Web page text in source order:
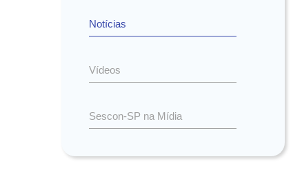
Notícias
Vídeos
Sescon-SP na Mídia